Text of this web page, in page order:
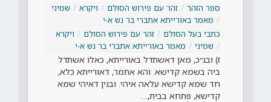
ספר הזהר זהר עם פירוש הסולם ויקרא
שמיני
מאמר באורייתא אתברי בר נש א-י
כתבי בעל הסולם
זהר עם פירוש הסולם
ויקרא
שמיני
מאמר באורייתא אתברי בר נש א-י
ז) ובג״כ, מאן דאשתדל באורייתא, כאלו אשתדל
ביה בשמא קדישא. והא אתמר, דאורייתא כלא,
חד שמא קדישא עלאה איהי. ובגין דאיהי שמא
קדישא, פתחא בבית,…